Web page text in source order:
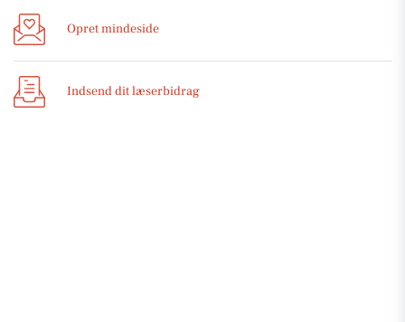
Opret mindeside
Indsend dit læserbidrag